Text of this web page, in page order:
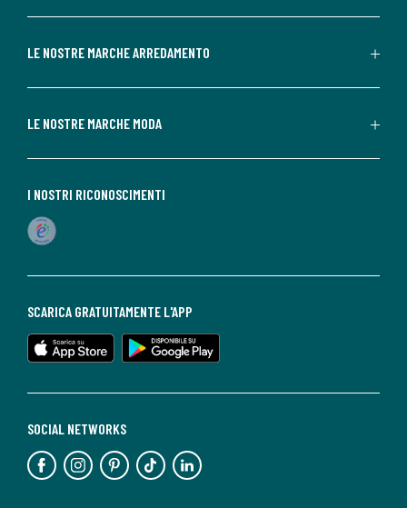
LE NOSTRE MARCHE ARREDAMENTO
LE NOSTRE MARCHE MODA
SOCIAL NETWORKS
SCARICA GRATUITAMENTE L'APP
I NOSTRI RICONOSCIMENTI